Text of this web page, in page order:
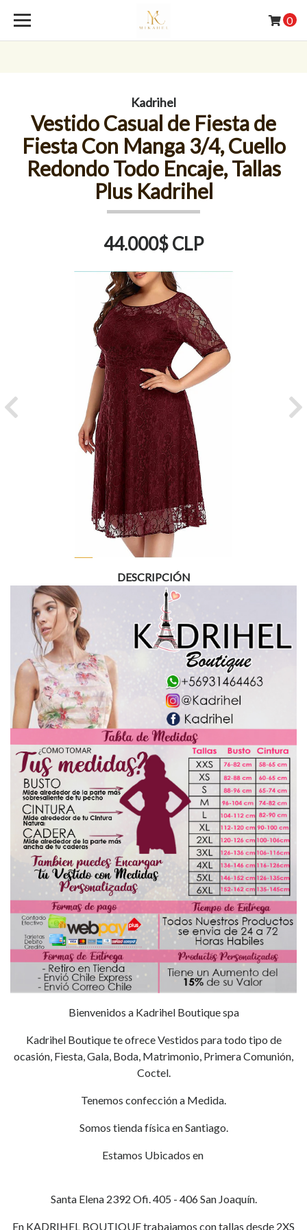
0
Kadrihel
Vestido Casual de Fiesta de
Fiesta Con Manga 3/4, Cuello
Redondo Todo Encaje, Tallas
Plus Kadrihel
44.000$ CLP
Previous
DESCRIPCIÓN
Bienvenidos a Kadrihel Boutique spa
Kadrihel Boutique te ofrece Vestidos para todo tipo de
ocasión, Fiesta, Gala, Boda, Matrimonio, Primera Comunión,
Coctel.
Tenemos confección a Medida.
Somos tienda física en Santiago.
Estamos Ubicados en
Santa Elena 2392 Ofi. 405 - 406 San Joaquín.
En KADRIHEL BOUTIQUE trabajamos con tallas desde 2XS